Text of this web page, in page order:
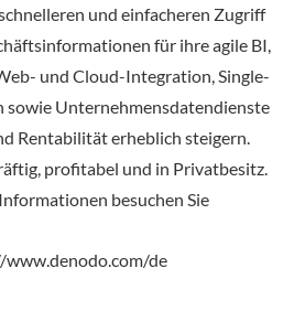
und einfacheren Zugriff
für ihre agile BI,
und Cloud-Integration, Single-
sowie Unternehmensdatendienste
Rentabilität erheblich steigern.
profitabel und in Privatbesitz.
besuchen Sie
de